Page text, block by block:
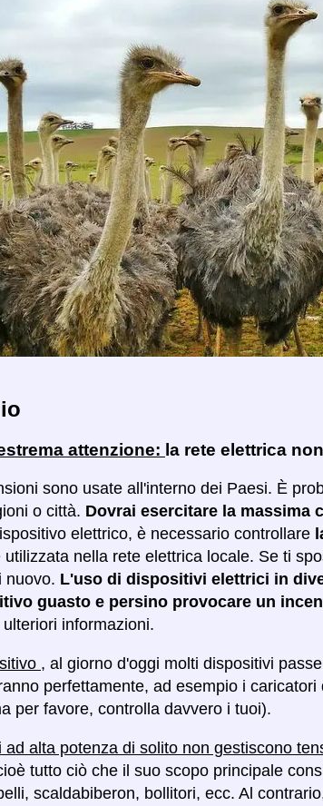
attenzione: la rete elettrica
sono usate all'interno dei Paesi. È
o città. Dovrai esercitare la massima
elettrico, è necessario controllare
utilizzata nella rete elettrica locale. Se ti
nuovo. L'uso di dispositivi elettrici in
guasto e persino provocare un
informazioni.
, al giorno d'oggi molti dispositivi
perfettamente, ad esempio i
per favore, controlla davvero i tuoi).
ad alta potenza di solito non gestiscono
tutto ciò che il suo scopo principale
scaldabiberon, bollitori, ecc. Al